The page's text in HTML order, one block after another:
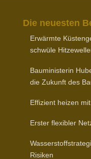
Die neuesten
Erwärmte
schwüle
Baumi­nis­terin
die Zukunft des
Effizient heizen
Erster flexibler
Risiken